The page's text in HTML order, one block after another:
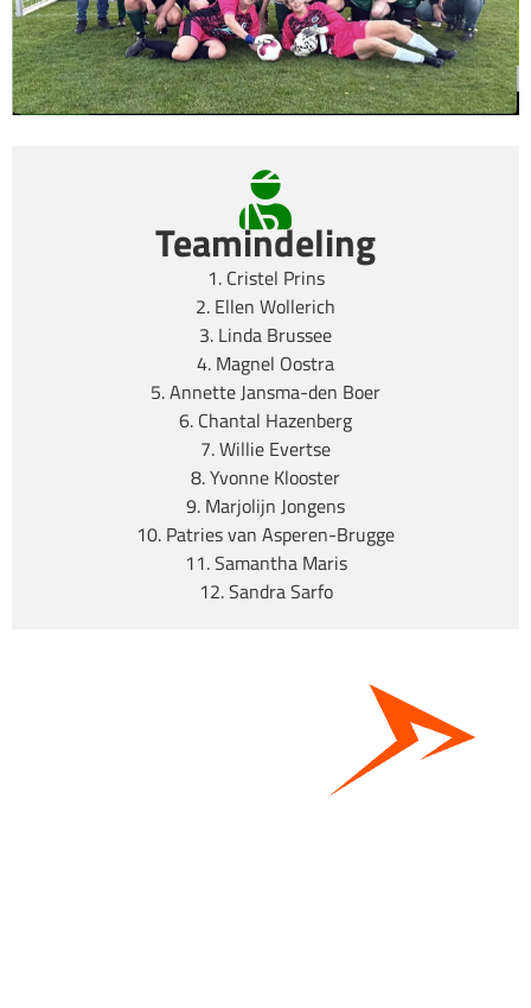
Teamindeling
1. Cristel Prins
2. Ellen Wollerich
3. Linda Brussee
4. Magnel Oostra
5. Annette Jansma-den Boer
6. Chantal Hazenberg
7. Willie Evertse
8. Yvonne Klooster
9. Marjolijn Jongens
10. Patries van Asperen-Brugge
11. Samantha Maris
12. Sandra Sarfo